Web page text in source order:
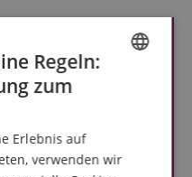
Regeln:
zum
Erlebnis auf
verwenden wir